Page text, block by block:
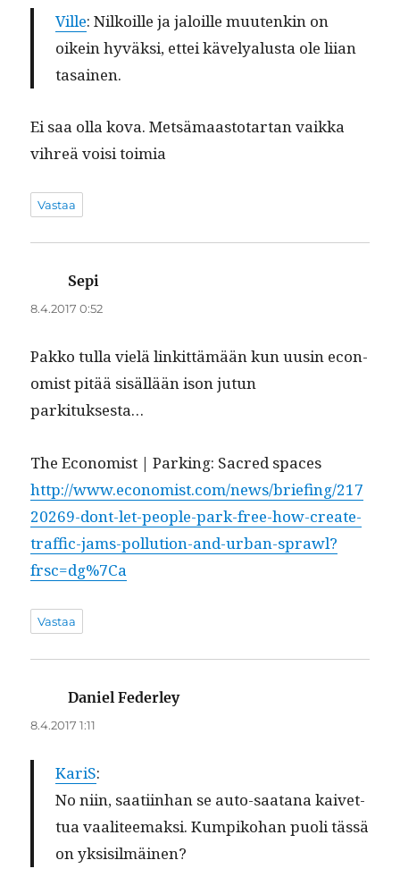
Ville: Nilkoille ja jaloille muutenkin on
oikein hyväk­si, ettei kävelyalus­ta ole liian
tasainen.
Ei saa olla kova. Met­sä­maas­to­tar­tan vaik­ka
vihreä voisi toimia
Vastaa
Sepi
8.4.2017 0:52
Pakko tul­la vielä linkit­tämään kun uusin econ­
o­mist pitää sisäl­lään ison jutun
parkituksesta…
The Econ­o­mist | Park­ing: Sacred spaces
http://www.economist.com/news/briefing/217
20269-dont-let-people-park-free-how-create-
traffic-jams-pollution-and-urban-sprawl?
frsc=dg%7Ca
Vastaa
Daniel Federleysanoo:
8.4.2017 1:11
KariS:
No niin, saati­in­han se auto-saatana kaivet­
tua vaali­teemak­si. Kumpiko­han puoli tässä
on yksisilmäinen?